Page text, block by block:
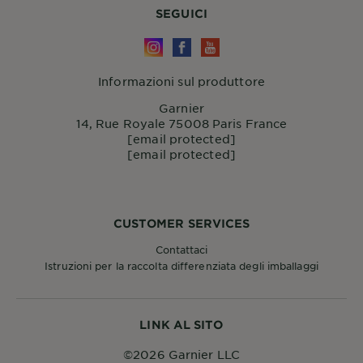
LINK AL SITO
©2026 Garnier LLC
CUSTOMER SERVICES
Contattaci
Istruzioni per la raccolta differenziata degli imballaggi
SEGUICI
Informazioni sul produttore
Garnier
14, Rue Royale 75008 Paris France
[email protected]
[email protected]